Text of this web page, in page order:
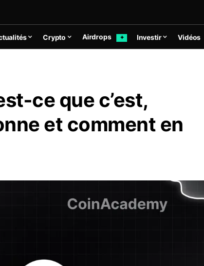
Crypto Airdrops ✦ Investir Vidéos
ce que c’est,
et comment en